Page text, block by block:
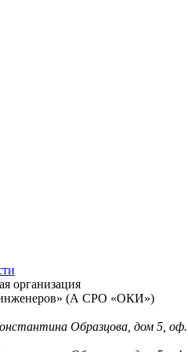
организация
инженеров» (А СРО «ОКИ»)
Образцова, дом 5,